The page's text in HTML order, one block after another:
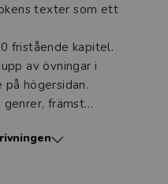
texter som ett
fristående kapitel.
av övningar i
på högersidan.
genrer, främst
faktatext, e-post och